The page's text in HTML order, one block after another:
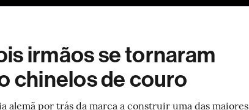
irmãos se tornaram
chinelos de couro
alemã por trás da marca a construir uma das maiores